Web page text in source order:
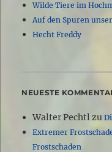
Wilde Tiere im
Auf den Spuren
Hecht Freddy
NEUESTE
Walter Pechtlzu
Extremer
Frostschaden